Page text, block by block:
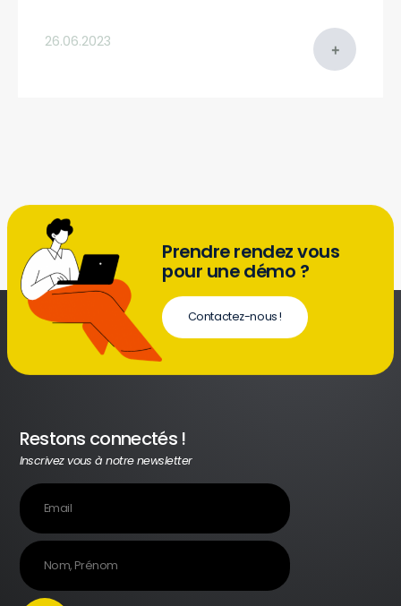
26.06.2023
Prendre rendez vous
pour une démo ?
Contactez-nous !
Restons connectés !
Inscrivez vous à notre newsletter